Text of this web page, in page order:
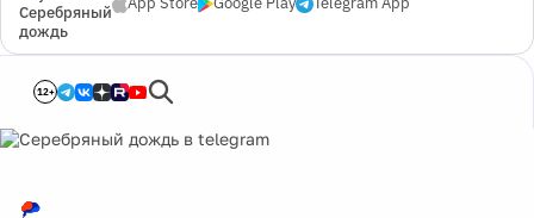
Серебряный
дождь
12+